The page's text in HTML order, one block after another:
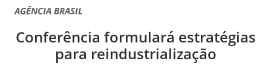
AGÊNCIA BRASIL
Conferência formulará estratégias
para reindustrialização